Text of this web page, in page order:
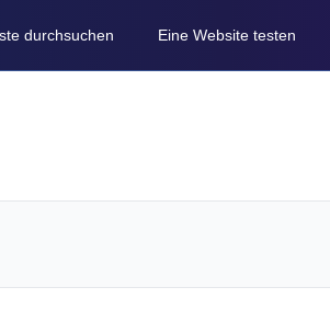
durchsuchen Eine Website testen